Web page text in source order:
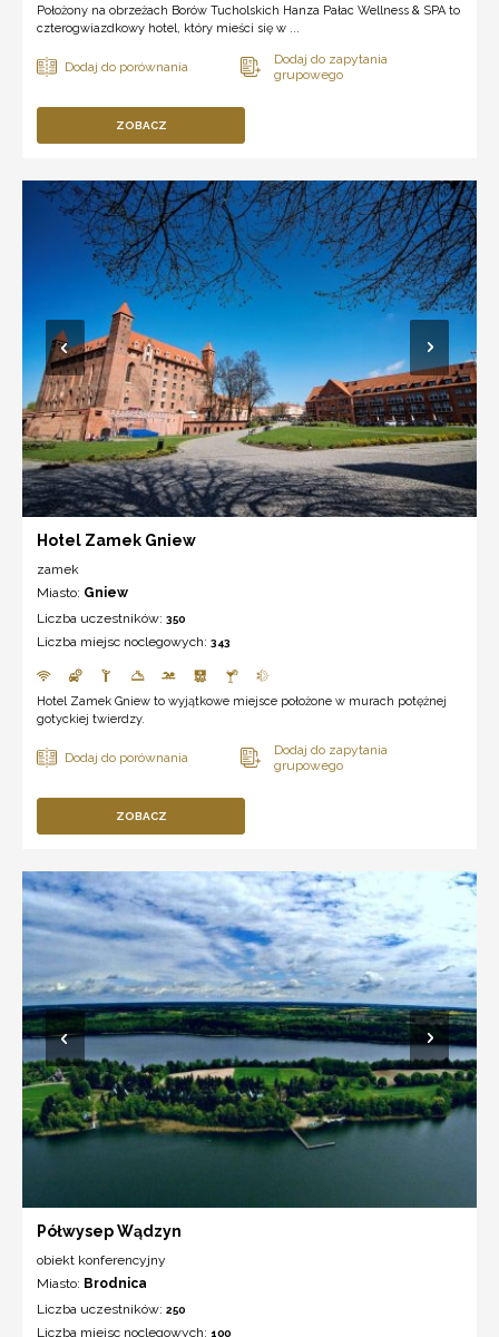
Położony na obrzeżach Borów Tucholskich Hanza Pałac Wellness & SPA to
czterogwiazdkowy hotel, który mieści się w ...
ZOBACZ
Hotel Zamek Gniew
zamek
Miasto: Gniew
Liczba uczestników: 350
Liczba miejsc noclegowych: 343
Hotel Zamek Gniew to wyjątkowe miejsce położone w murach potężnej
gotyckiej twierdzy.
ZOBACZ
Półwysep Wądzyn
obiekt konferencyjny
Miasto: Brodnica
Liczba uczestników: 250
Liczba miejsc noclegowych: 100